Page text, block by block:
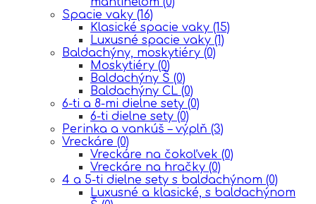
Spacie vaky (16)
Klasické spacie vaky (15)
Luxusné spacie vaky (1)
Baldachýny, moskytiéry (0)
Moskytiéry (0)
Baldachýny Š (0)
Baldachýny CL (0)
6-ti a 8-mi dielne sety (0)
6-ti dielne sety (0)
Perinka a vankúš – výplň (3)
Vreckáre (0)
Vreckáre na čokoľvek (0)
Vreckáre na hračky (0)
4 a 5-ti dielne sety s baldachýnom (0)
Luxusné a klasické, s baldachýnom